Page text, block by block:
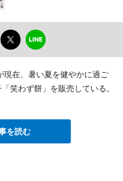
在、暑い夏を健やかに過ご
笑わず餅」を販売している。
を読む